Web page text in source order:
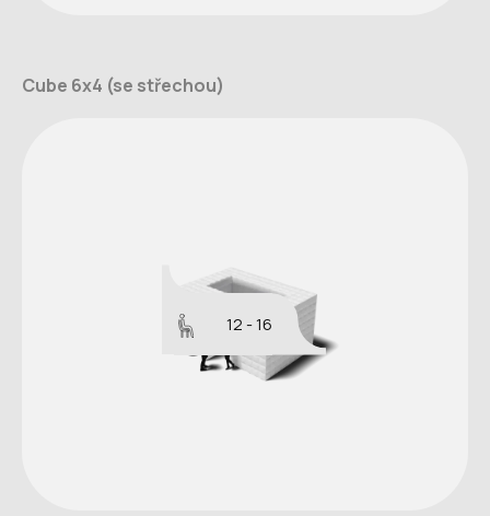
Cube 6x4 (se střechou)
12 - 16